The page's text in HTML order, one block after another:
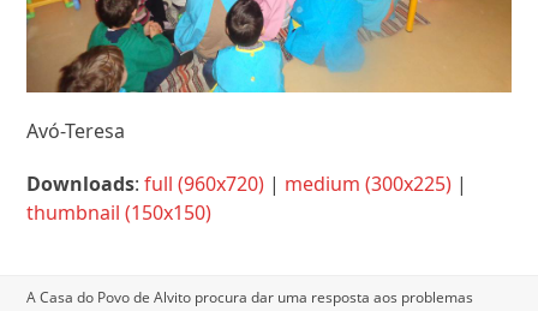
Avó-Teresa
Downloads:full (960x720) | medium (300x225) |
thumbnail (150x150)
A Casa do Povo de Alvito procura dar uma resposta aos problemas